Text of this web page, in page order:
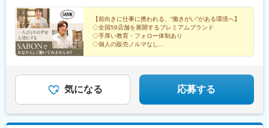
町田ルミネ北千住京急上大岡大船ルミネウィング調布パルコグラ
ンデュオ立川パルコヤ上野浦和パルコ千葉ペリエ高崎オーパFKD
インターパーク水戸京成百貨店【北陸】金沢フォーラス【東海】
ジェイアール名古屋タカシマヤ名古屋パルコ浜松遠鉄【関西】ル
クア大阪うめだ阪急高島屋大阪天王寺ミオ京都烏丸JR京都伊勢丹
京都高島屋S.C.大丸神戸【中国・四国】岡山一番街いよてつ高島
て決定します。
【前向きに仕事に携われる、“働きがい”がある環境へ】
◇全国59店舗を展開するプレミアムブランド
◇手厚い教育・フォロー体制あり
◇個人の販売ノルマなし
気になる 応募する